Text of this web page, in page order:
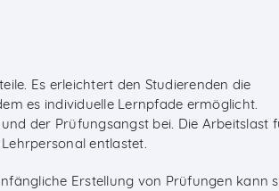
Es erleichtert den Studierenden die
es individuelle Lernpfade ermöglicht.
der Prüfungsangst bei. Die Arbeitslast
entlastet.
Erstellung von Prüfungen kann